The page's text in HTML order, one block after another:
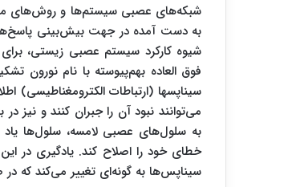
شبکه‌های عصبی سیستم‌ها و روش‌های
به دست آمده در جهت بیش‌بینی پاسخ‌های
شیوه کارکرد سیستم عصبی زیستی،
فوق العاده بهم‌پیوسته با نام
سیناپسها (ارتباطات الکترومغناطیسی)
می‌توانند نبود آن را جبران کنند و نیز
به سلول‌های عصبی لامسه، سلول‌ها
خطای خود را اصلاح کند. یادگیری در
سیناپس‌ها به گونه‌ای تغییر می‌کند که